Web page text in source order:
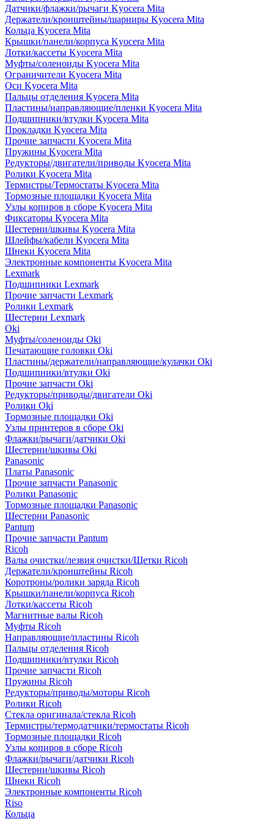
Датчики/флажки/рычаги Kyocera Mita
Держатели/кронштейны/шарниры Kyocera Mita
Кольца Kyocera Mita
Крышки/панели/корпуса Kyocera Mita
Лотки/кассеты Kyocera Mita
Муфты/соленоиды Kyocera Mita
Ограничители Kyocera Mita
Оси Kyocera Mita
Пальцы отделения Kyocera Mita
Пластины/направляющие/пленки Kyocera Mita
Подшипники/втулки Kyocera Mita
Прокладки Kyocera Mita
Прочие запчасти Kyocera Mita
Пружины Kyocera Mita
Редукторы/двигатели/приводы Kyocera Mita
Ролики Kyocera Mita
Термистры/Термостаты Kyocera Mita
Тормозные площадки Kyocera Mita
Узлы копиров в сборе Kyocera Mita
Фиксаторы Kyocera Mita
Шестерни/шкивы Kyocera Mita
Шлейфы/кабели Kyocera Mita
Шнеки Kyocera Mita
Электронные компоненты Kyocera Mita
Lexmark
Подшипники Lexmark
Прочие запчасти Lexmark
Ролики Lexmark
Шестерни Lexmark
Oki
Муфты/соленоиды Oki
Печатающие головки Oki
Пластины/держатели/направляющие/кулачки Oki
Подшипники/втулки Oki
Прочие запчасти Oki
Редукторы/приводы/двигатели Oki
Ролики Oki
Тормозные площадки Oki
Узлы принтеров в сборе Oki
Флажки/рычаги/датчики Oki
Шестерни/шкивы Oki
Panasonic
Платы Panasonic
Прочие запчасти Panasonic
Ролики Panasonic
Тормозные площадки Panasonic
Шестерни Panasonic
Pantum
Прочие запчасти Pantum
Ricoh
Валы очистки/лезвия очистки/Щетки Ricoh
Держатели/кронштейны Ricoh
Коротроны/ролики заряда Ricoh
Крышки/панели/корпуса Ricoh
Лотки/кассеты Ricoh
Магнитные валы Ricoh
Муфты Ricoh
Направляющие/пластины Ricoh
Пальцы отделения Ricoh
Подшипники/втулки Ricoh
Прочие запчасти Ricoh
Пружины Ricoh
Редукторы/приводы/моторы Ricoh
Ролики Ricoh
Стекла оригинала/стекла Ricoh
Термистры/термодатчики/термостаты Ricoh
Тормозные площадки Ricoh
Узлы копиров в сборе Ricoh
Флажки/рычаги/датчики Ricoh
Шестерни/шкивы Ricoh
Шнеки Ricoh
Электронные компоненты Ricoh
Riso
Кольца